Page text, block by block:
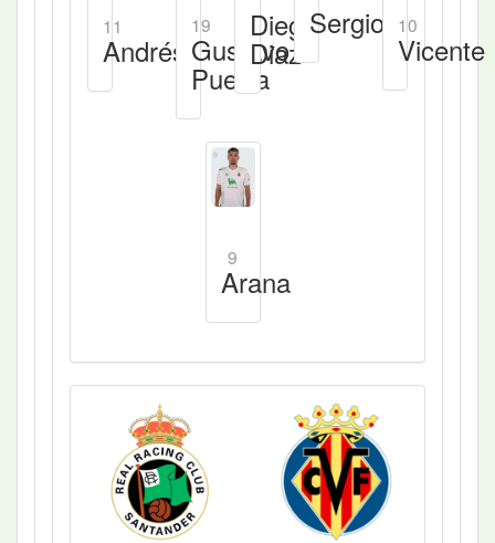
11
Andrés
19
Gustavo
Puerta
Diego
Diaz
Sergio 10
Vicente
9
Arana